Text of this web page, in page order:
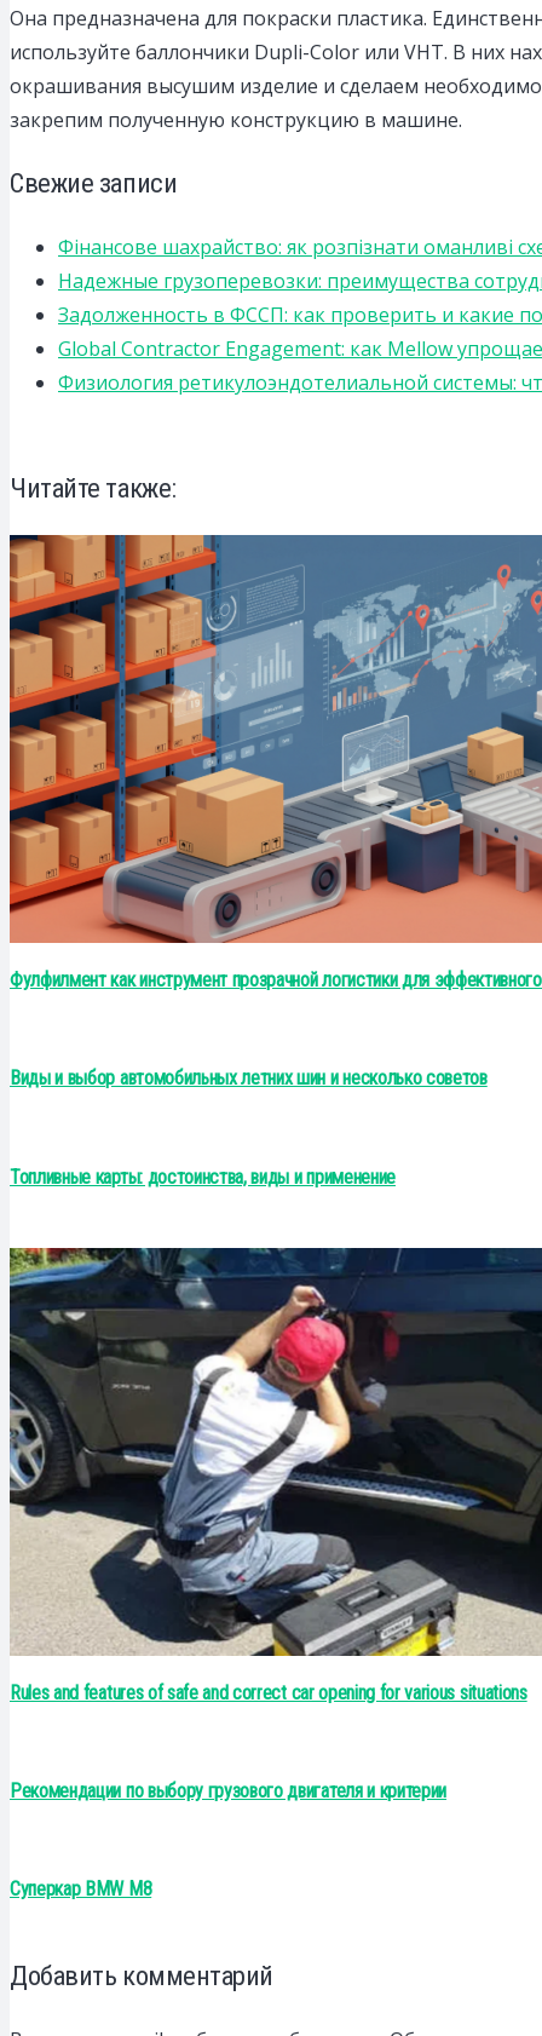
Она предназначена для покраски пластика.
используйте баллончики Dupli-Color или VHT. В них
окрашивания высушим изделие и сделаем
закрепим полученную конструкцию в машине.
Свежие записи
Фінансове шахрайство: як розпізнати оманливі
Надежные грузоперевозки: преимущества
Задолженность в ФССП: как проверить и какие
Global Contractor Engagement: как Mellow
Физиология ретикулоэндотелиальной системы:
Читайте также:
Фулфилмент как инструмент прозрачной логистики для
Виды и выбор автомобильных летних шин и несколько советов
Топливные карты: достоинства, виды и применение
Rules and features of safe and correct car opening for various situations
Рекомендации по выбору грузового двигателя и критерии
Суперкар BMW M8
Добавить комментарий